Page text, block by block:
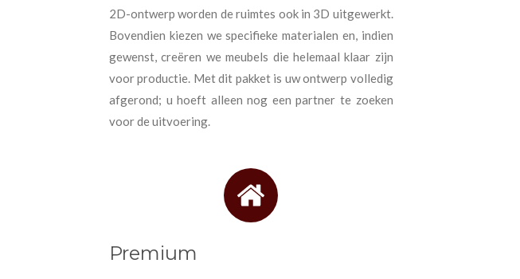
2D-ontwerp worden de ruimtes ook in 3D uitgewerkt.
Bovendien kiezen we specifieke materialen en, indien
gewenst, creëren we meubels die helemaal klaar zijn
voor productie. Met dit pakket is uw ontwerp volledig
afgerond; u hoeft alleen nog een partner te zoeken
voor de uitvoering.
Premium